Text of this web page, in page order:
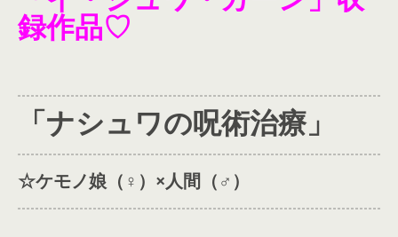
録作品♡
「ナシュワの呪術治療」
☆ケモノ娘（♀️）×人間（♂）